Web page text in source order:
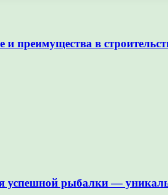
преимущества в
успешной рыбалки —